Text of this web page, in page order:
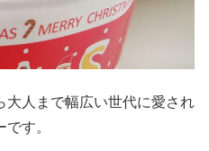
大人まで幅広い世代に愛され
す。